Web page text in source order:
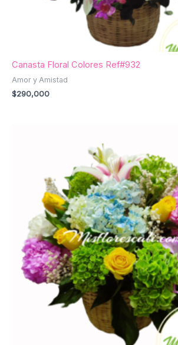
Canasta Floral Colores Ref#932
Amor y Amistad
$290,000